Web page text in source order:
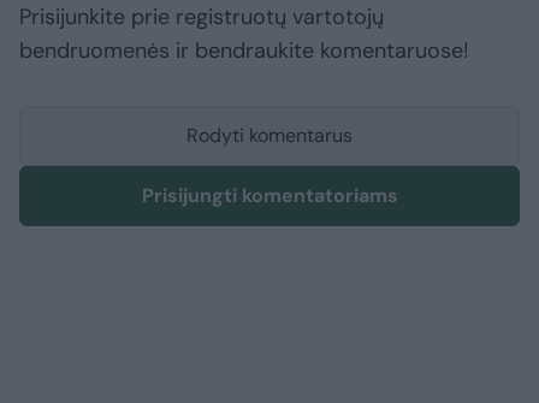
Prisijunkite prie registruotų vartotojų
bendruomenės ir bendraukite komentaruose!
Rodyti komentarus
Prisijungti komentatoriams